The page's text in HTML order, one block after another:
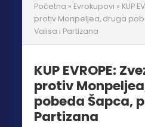
Početna » Evrokupovi » KUP
protiv Monpeljea, druga
Valisa i Partizana
KUP EVROPE:
protiv
pobeda Šapca,
Partizana